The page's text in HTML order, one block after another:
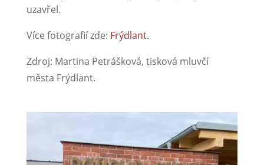
uzavřel.
Více fotografií zde: Frýdlant.
Zdroj: Martina Petrášková, tisková mluvčí
města Frýdlant.